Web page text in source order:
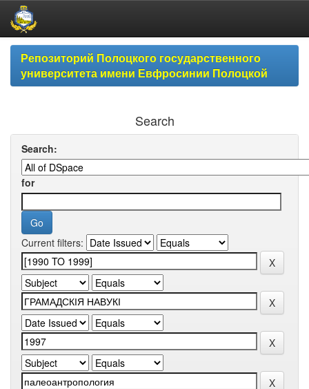
Skip
navigationРепозиторий Полоцкого государственного
университета имени Евфросинии Полоцкой
Search
Search:
for
Current filters: